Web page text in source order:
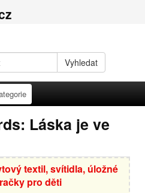
Láska je ve
textil, svítidla, úložné
pro děti